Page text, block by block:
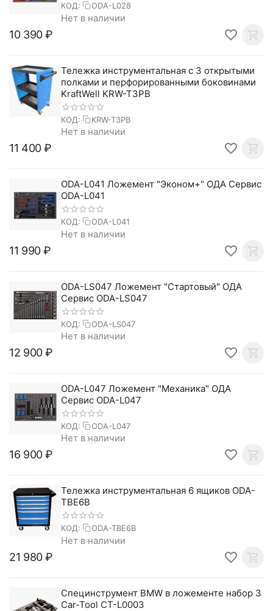
КОД: ODA-L028
Нет в наличии
10 390₽
Тележка инструментальная с 3 открытыми
полками и перфорированными боковинами
KraftWell KRW-T3PB
КОД: KRW-T3PB
Нет в наличии
11 400₽
ODA-L041 Ложемент "Эконом+" ОДА Сервис
ODA-L041
КОД: ODA-L041
Нет в наличии
11 990₽
ODA-LS047 Ложемент "Стартовый" ОДА
Сервис ODA-LS047
КОД: ODA-LS047
Нет в наличии
12 900₽
ODA-L047 Ложемент "Механика" ОДА
Сервис ODA-L047
КОД: ODA-L047
Нет в наличии
16 900₽
Тележка инструментальная 6 ящиков ODA-
TBE6B
КОД: ODA-TBE6B
Нет в наличии
21 980₽
Специнструмент BMW в ложементе набор 3
Car-Tool CT-L0003